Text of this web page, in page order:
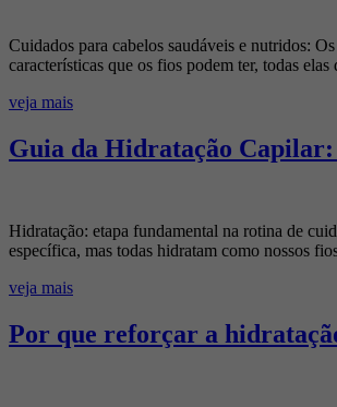
Cuidados para cabelos saudáveis e nutridos:
características que os fios podem ter, todas
veja mais
Guia da Hidratação Capilar:
Hidratação: etapa fundamental na rotina de
específica, mas todas hidratam como nossos
veja mais
Por que reforçar a